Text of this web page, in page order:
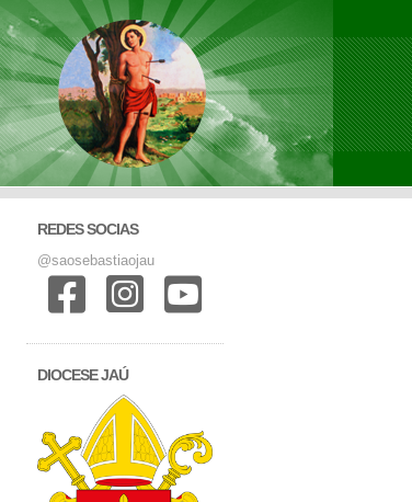
REDES SOCIAS
@saosebastiaojau
DIOCESE JAÚ